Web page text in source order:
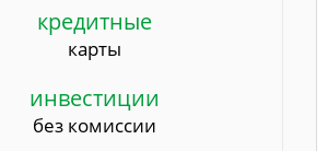
кредитные
карты
инвестиции
без комиссии